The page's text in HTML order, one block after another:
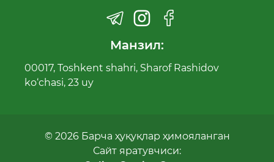
Манзил:
00017, Toshkent shahri, Sharof Rashidov
ko‘chasi, 23 uy
© 2026 Барча ҳуқуқлар ҳимояланган
Сайт яратувчиси: